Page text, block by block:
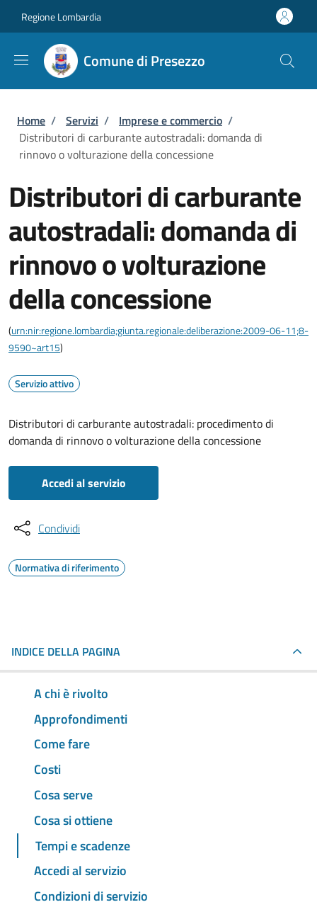
Regione Lombardia
Comune di Presezzo
Briciole di pane
Home / Servizi / Imprese e commercio /
Distributori di carburante autostradali: domanda di
rinnovo o volturazione della concessione
Distributori di carburante
autostradali: domanda di
rinnovo o volturazione
della concessione
(urn:nir:regione.lombardia;giunta.regionale:deliberazione:2009-06-11;8-
9590~art15)
Servizio attivo
Distributori di carburante autostradali: procedimento di
domanda di rinnovo o volturazione della concessione
Accedi al servizio
Condividi
Normativa di riferimento
INDICE DELLA PAGINA
A chi è rivolto
Approfondimenti
Come fare
Costi
Cosa serve
Cosa si ottiene
Tempi e scadenze
Accedi al servizio
Condizioni di servizio